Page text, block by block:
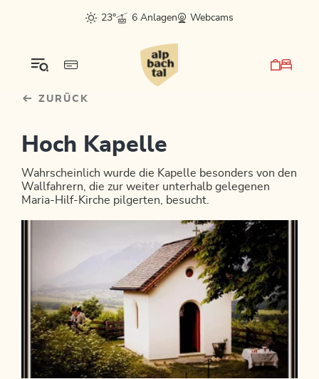
sr.skip-to.main-content
sr.skip-to.table-of-contents
sr.skip-to.main-navigation
23°
6 Anlagen Webcams
ZURÜCK
Hoch Kapelle
Wahrscheinlich wurde die Kapelle besonders von den
Wallfahrern, die zur weiter unterhalb gelegenen
Maria-Hilf-Kirche pilgerten, besucht.